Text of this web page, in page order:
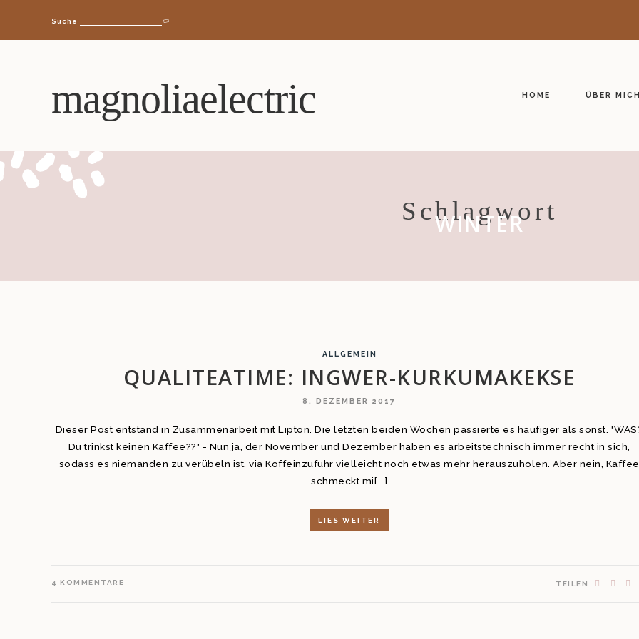
Suche
magnoliaelectric HOME ÜBER
Schlagwort
WINTER
ALLGEMEIN
QUALITEATIME: INGWER-KURKUMAKEKSE
8. DEZEMBER 2017
Dieser Post entstand in Zusammenarbeit mit Lipton. Die letzten beiden Wochen passierte es häufiger als sonst.
Du trinkst keinen Kaffee??" - Nun ja, der November und Dezember haben es arbeitstechnisch immer recht in sich,
sodass es niemanden zu verübeln ist, via Koffeinzufuhr vielleicht noch etwas mehr herauszuholen. Aber nein, Kaffee
schmeckt mi[...]
LIES WEITER
4 KOMMENTARE TEILEN